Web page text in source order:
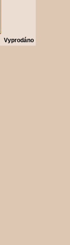
Vyprodáno